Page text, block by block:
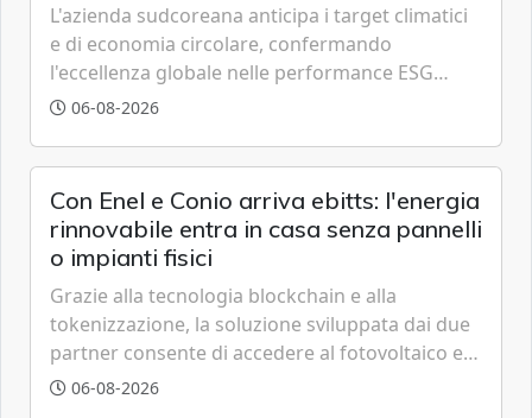
L'azienda sudcoreana anticipa i target climatici
e di economia circolare, confermando
l'eccellenza globale nelle performance ESG
grazie a innovazione, accessibilità e governance
06-08-2026
Con Enel e Conio arriva ebitts: l'energia
rinnovabile entra in casa senza pannelli
o impianti fisici
Grazie alla tecnologia blockchain e alla
tokenizzazione, la soluzione sviluppata dai due
partner consente di accedere al fotovoltaico e
all'eolico ottenendo risparmi diretti in bolletta,
06-08-2026